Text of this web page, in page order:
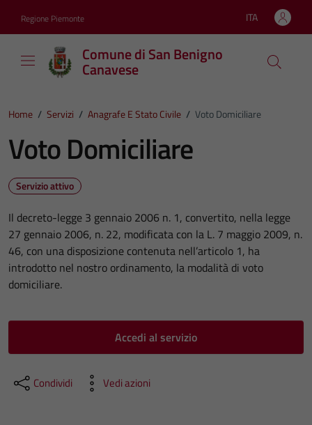
Regione Piemonte Lingua attiva:
ITA
Comune di San Benigno
Canavese
Home / Servizi / Anagrafe E Stato Civile / Voto Domiciliare
Voto Domiciliare
Servizio attivo
Il decreto-legge 3 gennaio 2006 n. 1, convertito, nella legge
27 gennaio 2006, n. 22, modificata con la L. 7 maggio 2009, n.
46, con una disposizione contenuta nell’articolo 1, ha
introdotto nel nostro ordinamento, la modalità di voto
domiciliare.
Accedi al servizio
Condividi Vedi azioni